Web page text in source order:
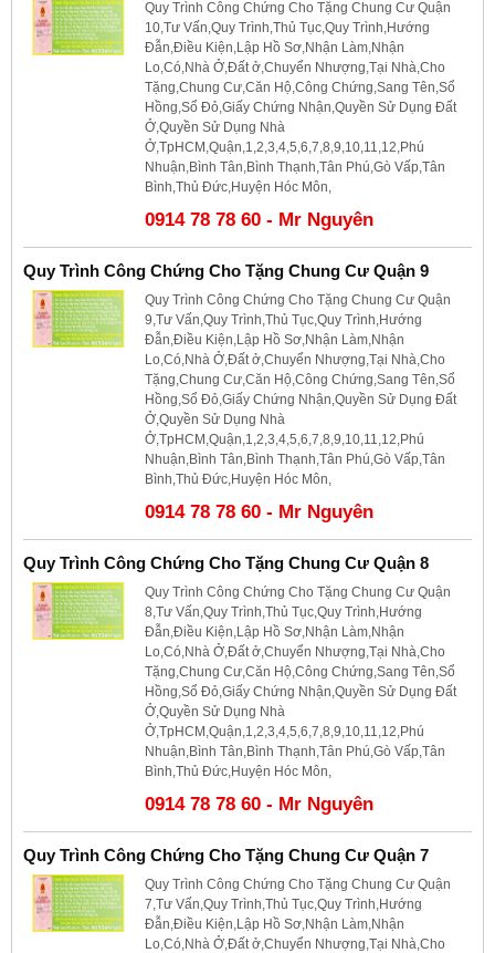
Quy Trình Công Chứng Cho Tặng Chung Cư Quận
10,Tư Vấn,Quy Trình,Thủ Tục,Quy Trình,Hướng
Đẫn,Điều Kiện,Lập Hồ Sơ,Nhận Làm,Nhận
Lo,Có,Nhà Ở,Đất ở,Chuyển Nhượng,Tại Nhà,Cho
Tặng,Chung Cư,Căn Hộ,Công Chứng,Sang Tên,Sổ
Hồng,Sổ Đỏ,Giấy Chứng Nhận,Quyền Sử Dụng Đất
Ở,Quyền Sử Dụng Nhà
Ở,TpHCM,Quận,1,2,3,4,5,6,7,8,9,10,11,12,Phú
Nhuận,Bình Tân,Bình Thạnh,Tân Phú,Gò Vấp,Tân
Bình,Thủ Đức,Huyện Hóc Môn,
0914 78 78 60 - Mr Nguyên
Quy Trình Công Chứng Cho Tặng Chung Cư Quận 9
Quy Trình Công Chứng Cho Tặng Chung Cư Quận
9,Tư Vấn,Quy Trình,Thủ Tục,Quy Trình,Hướng
Đẫn,Điều Kiện,Lập Hồ Sơ,Nhận Làm,Nhận
Lo,Có,Nhà Ở,Đất ở,Chuyển Nhượng,Tại Nhà,Cho
Tặng,Chung Cư,Căn Hộ,Công Chứng,Sang Tên,Sổ
Hồng,Sổ Đỏ,Giấy Chứng Nhận,Quyền Sử Dụng Đất
Ở,Quyền Sử Dụng Nhà
Ở,TpHCM,Quận,1,2,3,4,5,6,7,8,9,10,11,12,Phú
Nhuận,Bình Tân,Bình Thạnh,Tân Phú,Gò Vấp,Tân
Bình,Thủ Đức,Huyện Hóc Môn,
0914 78 78 60 - Mr Nguyên
Quy Trình Công Chứng Cho Tặng Chung Cư Quận 8
Quy Trình Công Chứng Cho Tặng Chung Cư Quận
8,Tư Vấn,Quy Trình,Thủ Tục,Quy Trình,Hướng
Đẫn,Điều Kiện,Lập Hồ Sơ,Nhận Làm,Nhận
Lo,Có,Nhà Ở,Đất ở,Chuyển Nhượng,Tại Nhà,Cho
Tặng,Chung Cư,Căn Hộ,Công Chứng,Sang Tên,Sổ
Hồng,Sổ Đỏ,Giấy Chứng Nhận,Quyền Sử Dụng Đất
Ở,Quyền Sử Dụng Nhà
Ở,TpHCM,Quận,1,2,3,4,5,6,7,8,9,10,11,12,Phú
Nhuận,Bình Tân,Bình Thạnh,Tân Phú,Gò Vấp,Tân
Bình,Thủ Đức,Huyện Hóc Môn,
0914 78 78 60 - Mr Nguyên
Quy Trình Công Chứng Cho Tặng Chung Cư Quận 7
Quy Trình Công Chứng Cho Tặng Chung Cư Quận
7,Tư Vấn,Quy Trình,Thủ Tục,Quy Trình,Hướng
Đẫn,Điều Kiện,Lập Hồ Sơ,Nhận Làm,Nhận
Lo,Có,Nhà Ở,Đất ở,Chuyển Nhượng,Tại Nhà,Cho